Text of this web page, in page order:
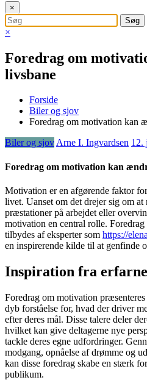
×
×
Foredrag om
livsbane
Forside
Biler og sjov
Foredrag om motivation kan
Biler og sjovArne I. Ingvardsen 12.
Foredrag om motivation kan
Motivation er en afgørende faktor
livet. Uanset om det drejer sig om
præstationer på arbejdet eller
motivation en central rolle.
tilbydes af eksperter som https://
en inspirerende kilde til at genfinde
Inspiration fra
Foredrag om motivation
dyb forståelse for, hvad der driver
efter deres mål. Disse talere deler
hvilket kan give deltagerne nye
tackle deres egne udfordringer.
modgang, opnåelse af drømme og
kan disse foredrag skabe en stærk
publikum.